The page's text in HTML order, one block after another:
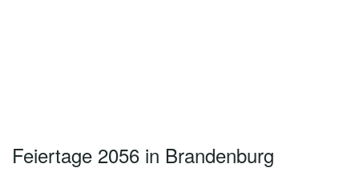
Feiertage 2056 in Brandenburg